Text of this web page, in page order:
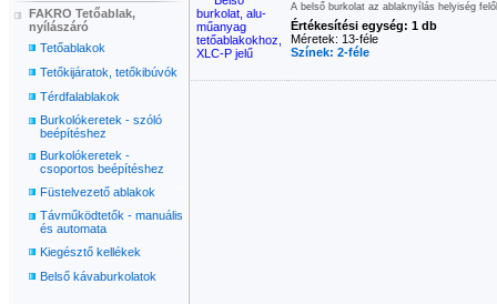
FAKRO Tetőablak,
nyílászáró
Tetőablakok
Tetőkijáratok, tetőkibúvók
Térdfalablakok
Burkolókeretek - szóló
beépítéshez
Burkolókeretek -
csoportos beépítéshez
Füstelvezető ablakok
Távműködtetők - manuális
és automata
Kiegésztő kellékek
Belső kávaburkolatok
A belső burkolat az ablaknyílás helyiség
Értékesítési egység: 1 db
Méretek: 13-féle
Színek: 2-féle